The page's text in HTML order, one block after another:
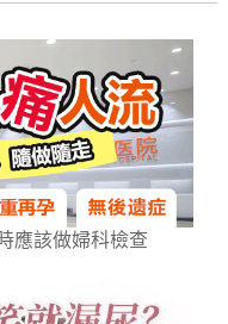
應該做婦科檢查